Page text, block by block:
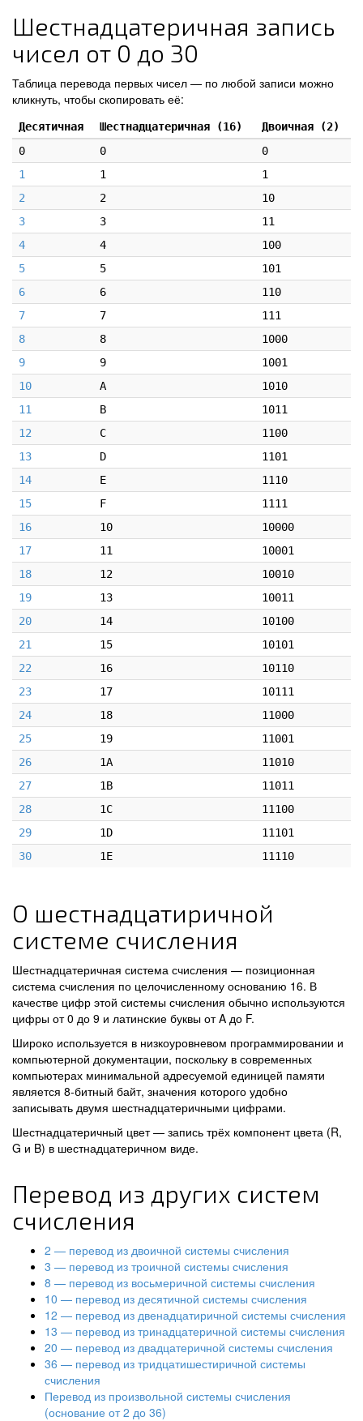
Шестнадцатеричная запись
чисел от 0 до 30
Таблица перевода первых чисел — по любой записи можно
кликнуть, чтобы скопировать её:
Десятичная Шестнадцатеричная (16)
Двоичная (2)
0
0
0
1
1
1
2
2
10
3
3
11
4
4
100
5
5
101
6
6
110
7
7
111
8
8
1000
9
9
1001
10
A
1010
11
B
1011
12
C
1100
13
D
1101
14
E
1110
15
F
1111
16
10
10000
17
11
10001
18
12
10010
19
13
10011
20
14
10100
21
15
10101
22
16
10110
23
17
10111
24
18
11000
25
19
11001
26
1A
11010
27
1B
11011
28
1C
11100
29
1D
11101
30
1E 11110
О шестнадцатиричной
системе счисления
Шестнадцатеричная система счисления — позиционная
система счисления по целочисленному основанию 16. В
качестве цифр этой системы счисления обычно используются
цифры от 0 до 9 и латинские буквы от A до F.
Широко используется в низкоуровневом программировании и
компьютерной документации, поскольку в современных
компьютерах минимальной адресуемой единицей памяти
является 8-битный байт, значения которого удобно
записывать двумя шестнадцатеричными цифрами.
Шестнадцатеричный цвет — запись трёх компонент цвета (R,
G и B) в шестнадцатеричном виде.
Перевод из других систем
счисления
2 — перевод из двоичной системы счисления
3 — перевод из троичной системы счисления
8 — перевод из восьмеричной системы счисления
10 — перевод из десятичной системы счисления
12 — перевод из двенадцатиричной системы счисления
13 — перевод из тринадцатеричной системы счисления
20 — перевод из двадцатеричной системы счисления
36 — перевод из тридцатишестиричной системы
счисления
Перевод из произвольной системы счисления
(основание от 2 до 36)